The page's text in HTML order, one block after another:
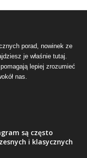
porad, nowinek ze
je właśnie tutaj.
lepiej zrozumieć
nas.
są często
i klasycznych